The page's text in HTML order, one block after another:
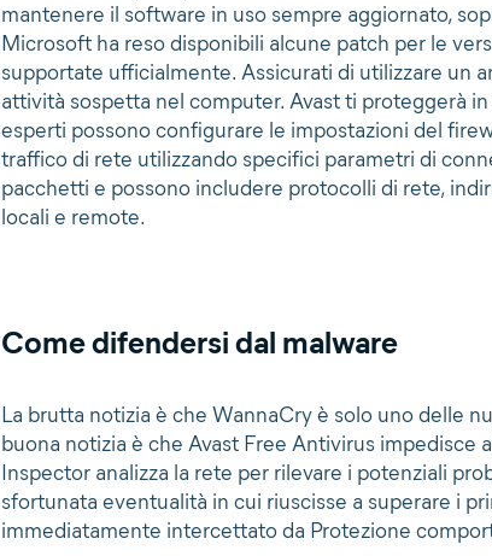
mantenere il software in uso sempre aggiornato,
Microsoft ha reso disponibili alcune patch per le
supportate ufficialmente. Assicurati di utilizzare un
attività sospetta nel computer. Avast ti proteggerà
esperti possono configurare le impostazioni del
traffico di rete utilizzando specifici parametri di
pacchetti e possono includere protocolli di rete,
locali e remote.
Come difendersi dal malware
La brutta notizia è che WannaCry è solo uno delle
buona notizia è che Avast Free Antivirus impedisce
Inspector analizza la rete per rilevare i potenziali
sfortunata eventualità in cui riuscisse a superare i
immediatamente intercettato da Protezione